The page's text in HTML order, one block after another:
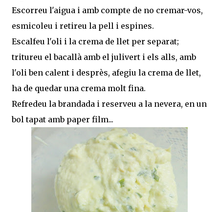
Escorreu l'aigua i amb compte de no cremar-vos,
esmicoleu i retireu la pell i espines.
Escalfeu l'oli i la crema de llet per separat;
tritureu el bacallà amb el julivert i els alls, amb
l'oli ben calent i desprès, afegiu la crema de llet,
ha de quedar una crema molt fina.
Refredeu la brandada i reserveu a la nevera, en un
bol tapat amb paper film...